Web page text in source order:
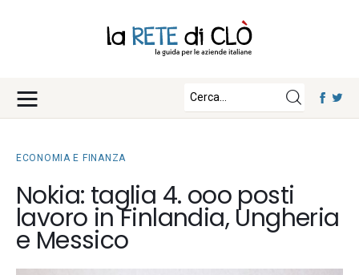
Fisco e Tasse
Notizie Lavoro
Tecnologia
Chi Siamo
La Redazione
Collabora con noi
ECONOMIA E FINANZA
Nokia: taglia 4. ooo posti
lavoro in Finlandia, Ungheria
e Messico